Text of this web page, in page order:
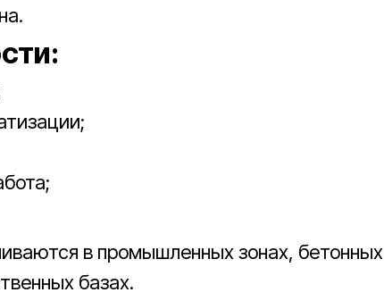
в промышленных зонах, бетонных
базах.